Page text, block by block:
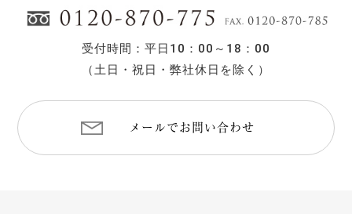
受付時間：平日10：00～18：00
（土日・祝日・弊社休日を除く）
メールでお問い合わせ